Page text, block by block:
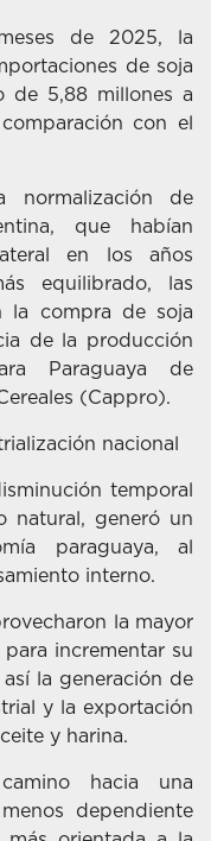
de 2025, la
de soja
de 5,88 millones a
con el
normalización de
que habían
en los años
equilibrado, las
la compra de soja
de la producción
Paraguaya de
(Cappro).
nacional
temporal
natural, generó un
paraguaya, al
interno.
la mayor
incrementar su
la generación de
y la exportación
y harina.
hacia una
dependiente